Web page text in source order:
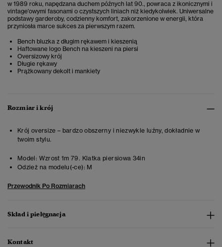
w 1989 roku, napędzana duchem późnych lat 90., powraca z ikonicznymi i
vintage'owymi fasonami o czystszych liniach niż kiedykolwiek. Uniwersalne
podstawy garderoby, codzienny komfort, zakorzenione w energii, która
przyniosła marce sukces za pierwszym razem.
Bench bluzka z długim rękawem i kieszenią
Haftowane logo Bench na kieszeni na piersi
Oversizowy krój
Długie rękawy
Prążkowany dekolt i mankiety
Rozmiar i krój
Krój oversize – bardzo obszerny i niezwykle luźny, dokładnie w
twoim stylu.
Model: Wzrost 1m 79. Klatka piersiowa 34in
Odzież na modelu(-ce): M
Przewodnik Po Rozmiarach
Skład i pielęgnacja
Kontakt